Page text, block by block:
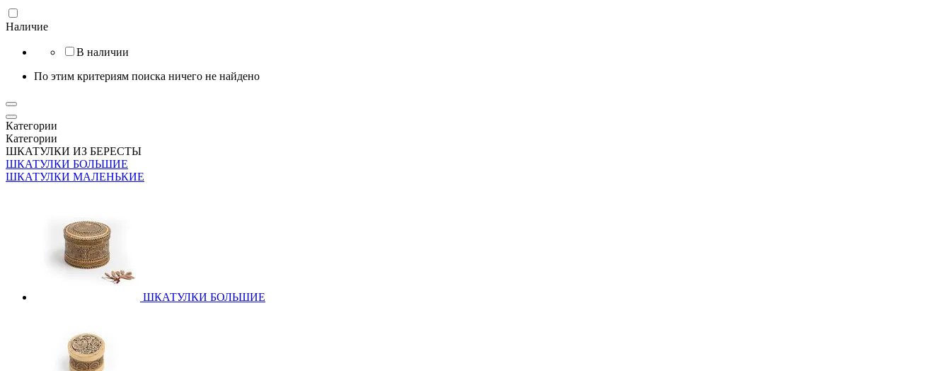
Наличие
В наличии
По этим критериям поиска ничего не найдено
Категории
Категории
ШКАТУЛКИ ИЗ БЕРЕСТЫ
ШКАТУЛКИ БОЛЬШИЕ
ШКАТУЛКИ МАЛЕНЬКИЕ
ШКАТУЛКИ БОЛЬШИЕ